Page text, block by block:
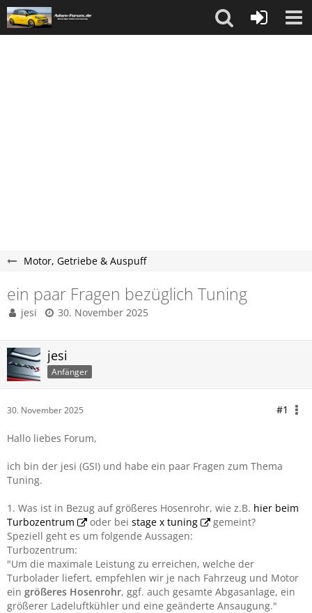
Motor, Getriebe & Auspuff
ein paar Fragen bezüglich Tuning
jesi 30. November 2025
jesi
Anfänger
30. November 2025 #1
Hallo liebes Forum,
ich bin der jesi (GSI) und habe ein paar Fragen zum Thema
Tuning.
1. Was ist in Bezug auf größeres Hosenrohr, wie z.B. hier beim
Turbozentrum
oder bei stage x tuning
gemeint?
Speziell geht es um folgende Aussagen:
Turbozentrum:
"Um die maximale Leistung zu erreichen, welche der
Turbolader liefert, empfehlen wir je nach Fahrzeug und Motor
ein größeres Hosenrohr, ggf. auch gesamte Abgasanlage, ein
größerer Ladeluftkühler und eine geänderte Ansaugung."